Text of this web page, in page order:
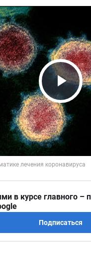
Play
в курсе главного –
Подписаться